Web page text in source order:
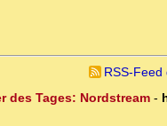
RSS-Feed
des Tages: Nordstream-